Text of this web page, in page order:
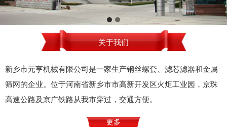
关于我们
新乡市元亨机械有限公司是一家生产钢丝螺套、滤芯滤器和金属
筛网的企业。位于河南省新乡市市高新开发区火炬工业园，京珠
高速公路及京广铁路从我市穿过，交通方便。
更多